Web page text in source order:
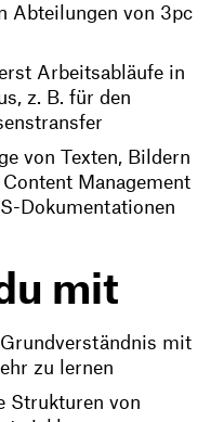
Abteilungen von 3pc
Arbeitsabläufe in
z. B. für den
von Texten, Bildern
Management
Dokumentationen
mit
mit
zu lernen
Strukturen von